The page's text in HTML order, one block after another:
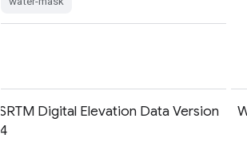
SRTM Digital Elevation Data Version
4